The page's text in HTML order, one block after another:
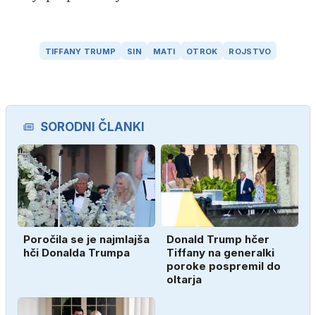
TIFFANY TRUMP SIN MATI OTROK ROJSTVO
SORODNI ČLANKI
Poročila se je najmlajša
hči Donalda Trumpa
Donald Trump hčer
Tiffany na generalki
poroke pospremil do
oltarja